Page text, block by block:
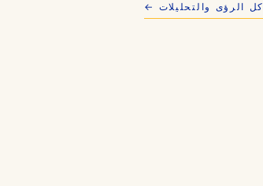
كل الرؤى والتحليلات ←